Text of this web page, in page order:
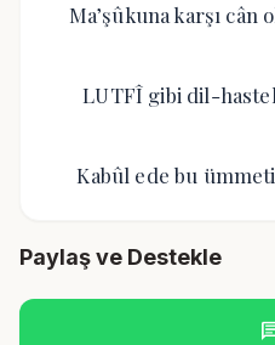
Ma’şûkuna karşı
LUTFÎ gibi dil-
Kabûl ede bu
Paylaş ve Destekle